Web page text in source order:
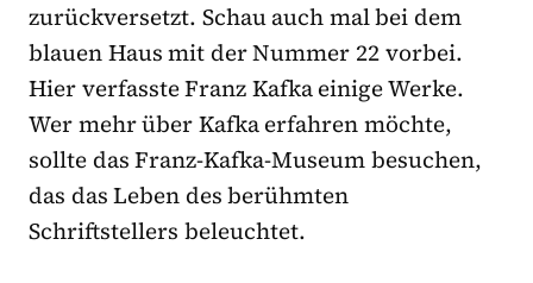
zurückversetzt. Schau auch mal bei dem
blauen Haus mit der Nummer 22 vorbei.
Hier verfasste Franz Kafka einige Werke.
Wer mehr über Kafka erfahren möchte,
sollte das Franz-Kafka-Museum besuchen,
das das Leben des berühmten
Schriftstellers beleuchtet.